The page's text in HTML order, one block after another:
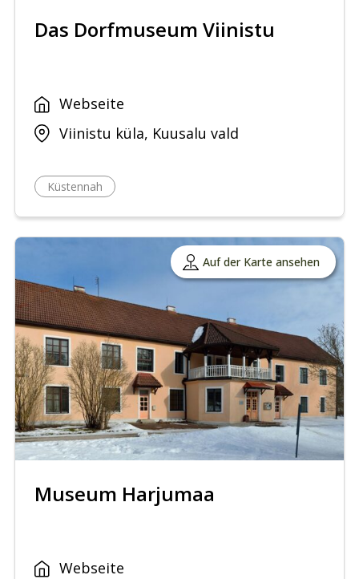
Das Dorfmuseum Viinistu
Webseite
Viinistu küla, Kuusalu vald
Küstennah
Auf der Karte ansehen
Museum Harjumaa
Webseite